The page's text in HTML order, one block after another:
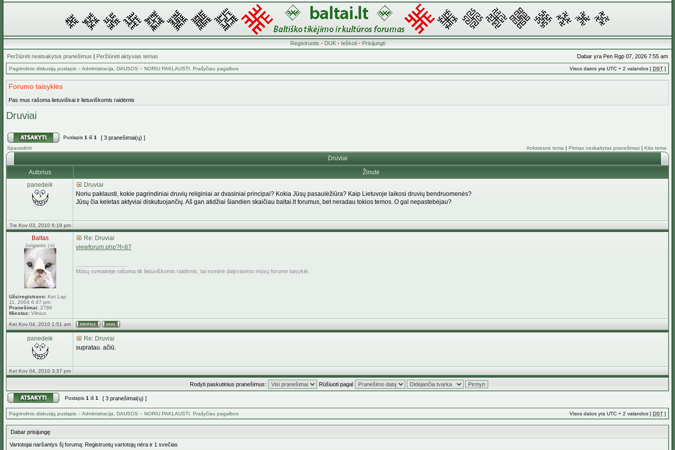
Registruotis • DUK• Ieškoti• Prisijungti
Peržiūrėti neatsakytus pranešimus | Peržiūrėti aktyvias temas Dabar yra Pen Rgp 07, 2026 7:55 am
Pagrindinis diskusijų puslapis » Administracija, DAUSOS » NORIU PAKLAUSTI. Prašyčiau pagalbos Visos datos yra UTC + 2 valandos [ DST ]
Forumo taisyklės
Pas mus rašoma lietuviškai ir lietuviškomis raidėmis
Druviai
Puslapis 1 iš 1 [ 3 pranešimai(ų) ]
Spausdinti Ankstesnė tema | Pirmas neskaitytas pranešimas | Kita tema
Druviai
Autorius
Žinutė
panedeik
Druviai
Noriu paklausti, kokie pagrindiniai druvių religiniai ar dvasiniai principai? Kokia Jūsų pasaulėžiūra? Kaip Lietuvoje laikosi druvių bendruomenės?
Jūsų čia keletas aktyviai diskutuojančių. Aš gan atidžiai šiandien skaičiau baltai.lt forumus, bet neradau tokios temos. O gal nepastebėjau?
Tre Kov 03, 2010 6:19 pm
Baltas
Jungiantis (-ti)
Užsiregistravo: Ket Lap
11, 2004 6:47 pm
Pranešimai: 2786
Miestas: Vilnius
Re: Druviai
viewforum.php?f=87
Mūsų svetainėje rašoma tik lietuviškomis raidėmis, tai esminė dalyvavimo mūsų forume taisyklė.
Ket Kov 04, 2010 1:51 am
panedeik
Re: Druviai
supratau. ačiū.
Ket Kov 04, 2010 3:37 pm
Rodyti paskutinius pranešimus: Rūšiuoti pagal
Puslapis 1 iš 1 [ 3 pranešimai(ų) ]
Pagrindinis diskusijų puslapis » Administracija, DAUSOS » NORIU PAKLAUSTI. Prašyčiau pagalbos Visos datos yra UTC + 2 valandos [ DST ]
Dabar prisijungę
Vartotojai naršantys šį forumą: Registruotų vartotojų nėra ir 1 svečias